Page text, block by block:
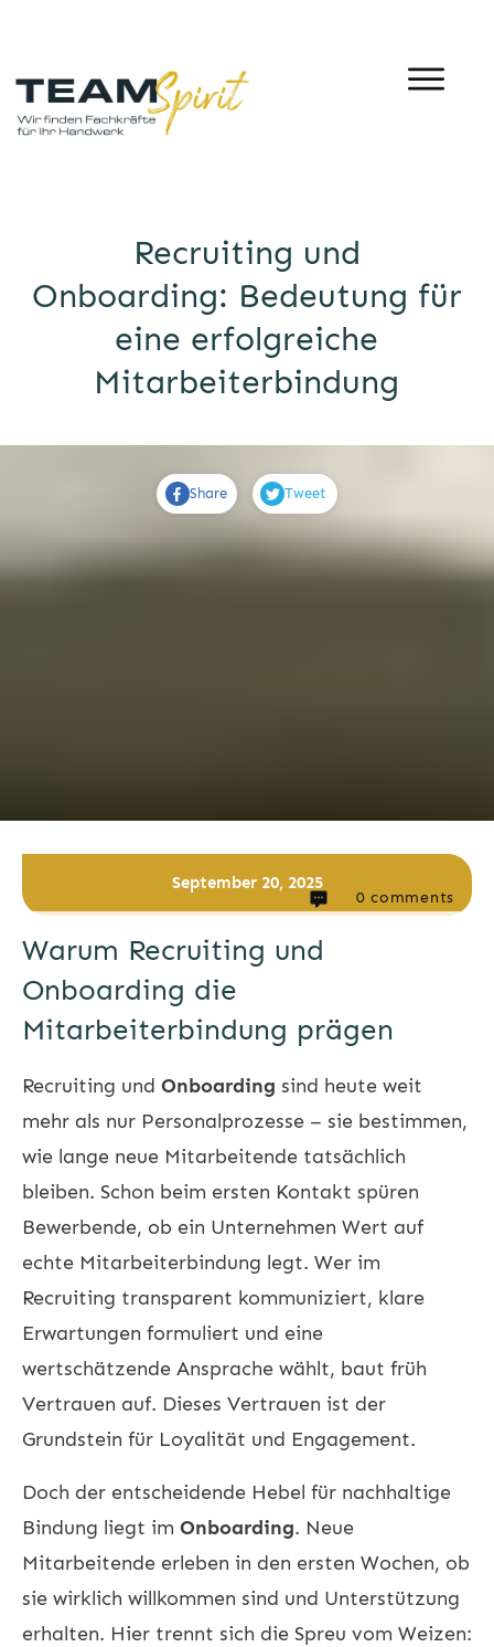
Recruiting und
Onboarding: Bedeutung für
eine erfolgreiche
Mitarbeiterbindung
Share Tweet
September 20, 2025
0 comments
Warum Recruiting und
Onboarding die
Mitarbeiterbindung prägen
Recruiting und Onboarding sind heute weit
mehr als nur Personalprozesse – sie bestimmen,
wie lange neue Mitarbeitende tatsächlich
bleiben. Schon beim ersten Kontakt spüren
Bewerbende, ob ein Unternehmen Wert auf
echte Mitarbeiterbindung legt. Wer im
Recruiting transparent kommuniziert, klare
Erwartungen formuliert und eine
wertschätzende Ansprache wählt, baut früh
Vertrauen auf. Dieses Vertrauen ist der
Grundstein für Loyalität und Engagement.
Doch der entscheidende Hebel für nachhaltige
Bindung liegt im Onboarding. Neue
Mitarbeitende erleben in den ersten Wochen, ob
sie wirklich willkommen sind und Unterstützung
erhalten. Hier trennt sich die Spreu vom Weizen: